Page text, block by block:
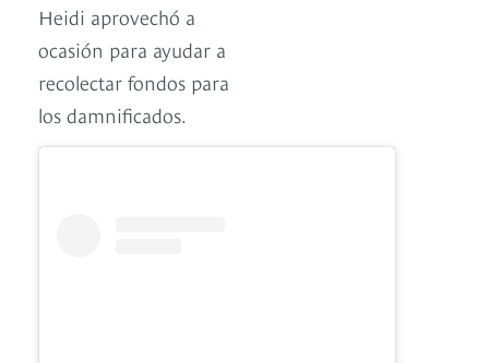
Heidi aprovechó a
ocasión para ayudar a
recolectar fondos para
los damnificados.